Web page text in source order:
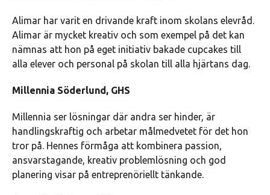
Alimar har varit en drivande kraft inom skolans elevråd.
Alimar är mycket kreativ och som exempel på det kan
nämnas att hon på eget initiativ bakade cupcakes till
alla elever och personal på skolan till alla hjärtans dag.
Millennia Söderlund, GHS
Millennia ser lösningar där andra ser hinder, är
handlingskraftig och arbetar målmedvetet för det hon
tror på. Hennes förmåga att kombinera passion,
ansvarstagande, kreativ problemlösning och god
planering visar på entreprenöriellt tänkande.